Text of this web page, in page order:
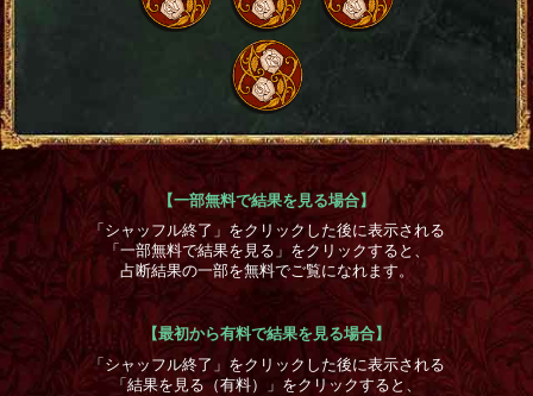
【一部無料で結果を見る場合】
「シャッフル終了」をクリックした後に表示される
「一部無料で結果を見る」をクリックすると、
占断結果の一部を無料でご覧になれます。
【最初から有料で結果を見る場合】
「シャッフル終了」をクリックした後に表示される
「結果を見る（有料）」をクリックすると、